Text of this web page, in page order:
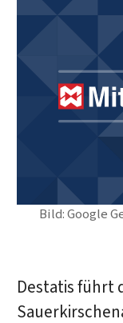
Bild: Google
Destatis führt